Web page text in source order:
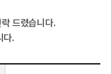
드렸습니다.
다.